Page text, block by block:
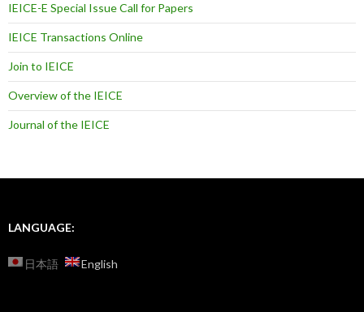
IEICE-E Special Issue Call for Papers
IEICE Transactions Online
Join to IEICE
Overview of the IEICE
Journal of the IEICE
LANGUAGE:
日本語 English